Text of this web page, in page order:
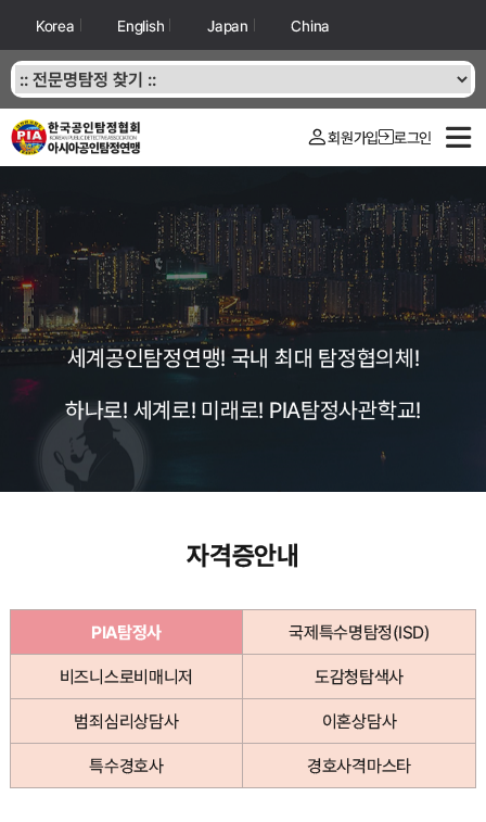
Korea English Japan China
회원가입 로그인
세계공인탐정연맹! 국내 최대 탐정협의체!
하나로! 세계로! 미래로! PIA탐정사관학교!
자격증안내
PIA탐정사 국제특수명탐정(ISD)
비즈니스로비매니저 도감청탐색사
범죄심리상담사 이혼상담사
특수경호사 경호사격마스타